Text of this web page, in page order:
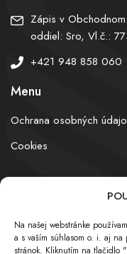
Na našej webstránke
a s vaším súhlasom o. i. aj
stránok. Kliknutím na tlačidlo
Zápis v
oddiel: Sro, Vl.č.:
+421 948 858 060
Menu
Ochrana osobných
Cookies